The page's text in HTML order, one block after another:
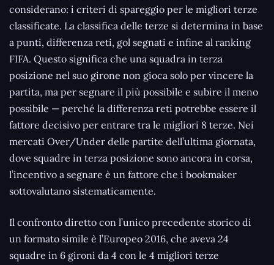
considerano: i criteri di spareggio per le migliori terze
classificate. La classifica delle terze si determina in base
a punti, differenza reti, gol segnati e infine al ranking
FIFA. Questo significa che una squadra in terza
posizione nel suo girone non gioca solo per vincere la
partita, ma per segnare il più possibile e subire il meno
possibile — perché la differenza reti potrebbe essere il
fattore decisivo per entrare tra le migliori 8 terze. Nei
mercati Over/Under delle partite dell’ultima giornata,
dove squadre in terza posizione sono ancora in corsa,
l’incentivo a segnare è un fattore che i bookmaker
sottovalutano sistematicamente.
Il confronto diretto con l’unico precedente storico di
un formato simile è l’Europeo 2016, che aveva 24
squadre in 6 gironi da 4 con le 4 migliori terze